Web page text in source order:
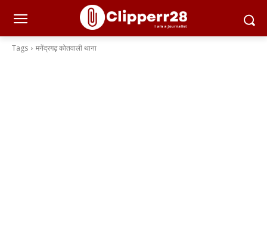
Tags मनेंद्रगढ़ कोतवाली थाना